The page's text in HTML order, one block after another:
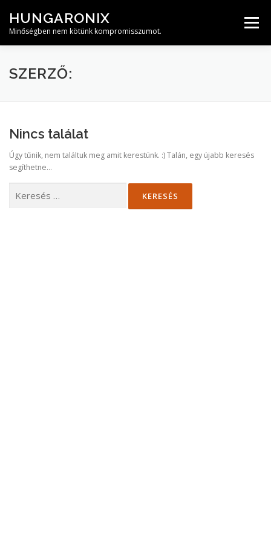
tartalomhoz
HUNGARONIX
Minőségben nem kötünk kompromisszumot.
Menü
SZERZŐ:
Nincs találat
Úgy tűnik, nem találtuk meg amit kerestünk. :) Talán, egy újabb keresés
segíthetne...